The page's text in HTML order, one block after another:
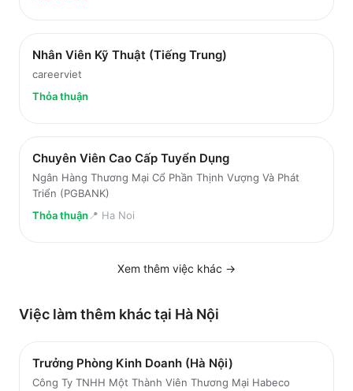
Nhân Viên Kỹ Thuật (Tiếng Trung)
careerviet
Thỏa thuận
Chuyên Viên Cao Cấp Tuyển Dụng
Ngân Hàng Thương Mại Cổ Phần Thịnh Vượng Và Phát
Triển (PGBANK)
Thỏa thuận 📍 Ha Noi
Xem thêm việc khác →
Việc làm thêm khác tại Hà Nội
Trưởng Phòng Kinh Doanh (Hà Nội)
Công Ty TNHH Một Thành Viên Thương Mại Habeco